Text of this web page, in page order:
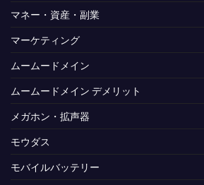
マネー・資産・副業
マーケティング
ムームードメイン
ムームードメイン デメリット
メガホン・拡声器
モウダス
モバイルバッテリー